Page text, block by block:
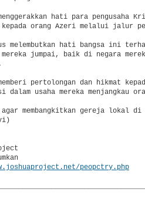
hati para pengusaha
orang Azeri melalui jalur
melembutkan hati bangsa ini
jumpai, baik di negara
pertolongan dan hikmat
dalam usaha mereka menjangkau
membangkitkan gereja lokal di
peopctry.php